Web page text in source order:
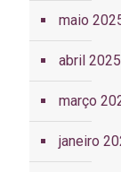
maio
abril 2025
março
janeiro